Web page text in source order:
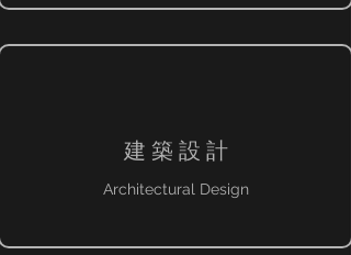
建 築 設 計
Architectural Design